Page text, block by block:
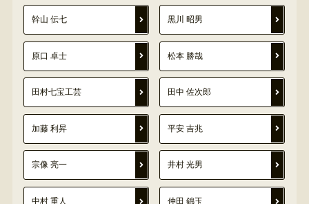
幹山 伝七 黒川 昭男
原口 卓士 松本 勝哉
田村七宝工芸 田中 佐次郎
加藤 利昇 平安 吉兆
宗像 亮一 井村 光男
中村 重人 仲田 錦玉